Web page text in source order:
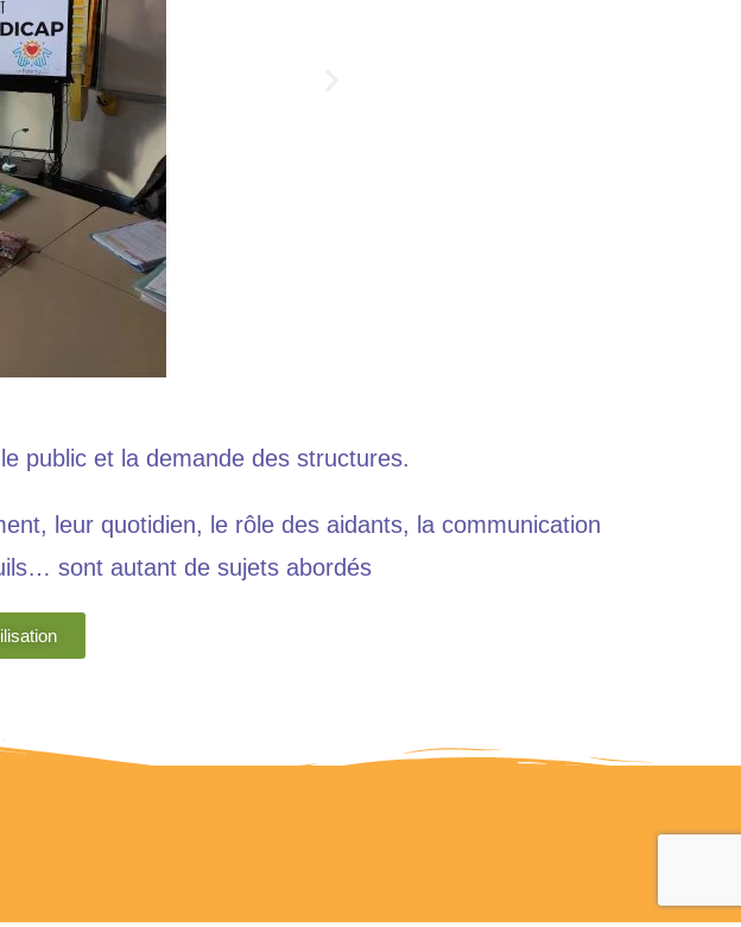
public et la demande des structures.
leur quotidien, le rôle des aidants, la communication
sont autant de sujets abordés